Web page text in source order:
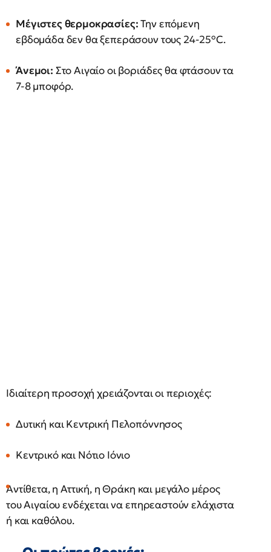
Μέγιστες θερμοκρασίες:Την επόμενη
εβδομάδα δεν θα ξεπεράσουν τους 24-25°C.
Άνεμοι: Στο Αιγαίο οι βοριάδες θα φτάσουν τα
7-8 μποφόρ.
Ιδιαίτερη προσοχή χρειάζονται οι περιοχές:
Δυτική και Κεντρική Πελοπόννησος
Κεντρικό και Νότιο Ιόνιο
Αντίθετα, η Αττική, η Θράκη και μεγάλο μέρος
του Αιγαίου ενδέχεται να επηρεαστούν ελάχιστα
ή και καθόλου.